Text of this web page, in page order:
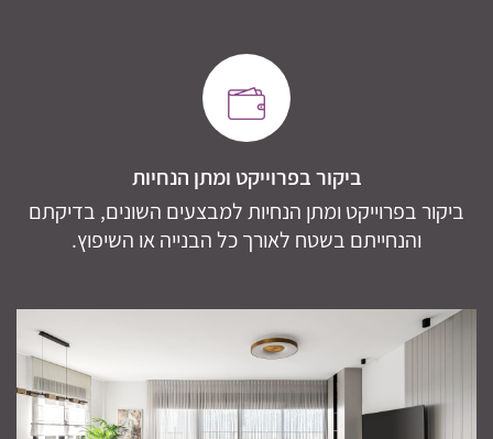
ביקור בפרוייקט ומתן הנחיות
ביקור בפרוייקט ומתן הנחיות למבצעים השונים, בדיקתם
והנחייתם בשטח לאורך כל הבנייה או השיפוץ.